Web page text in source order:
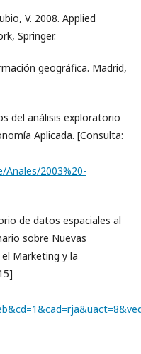
V. 2008. Applied
Springer.
geográfica. Madrid,
del análisis exploratorio
Aplicada. [Consulta:
2003%20-
de datos espaciales al
sobre Nuevas
Marketing y la